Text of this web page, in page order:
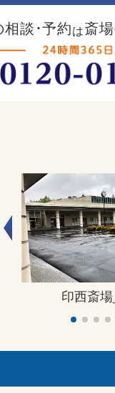
相談･予約は斎
印西斎